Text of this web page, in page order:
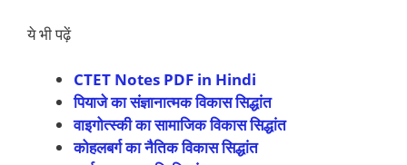
ये भी पढ़ें
CTET Notes PDF in Hindi
पियाजे का संज्ञानात्मक विकास सिद्धांत
वाइगोत्स्की का सामाजिक विकास सिद्धांत
कोहलबर्ग का नैतिक विकास सिद्धांत